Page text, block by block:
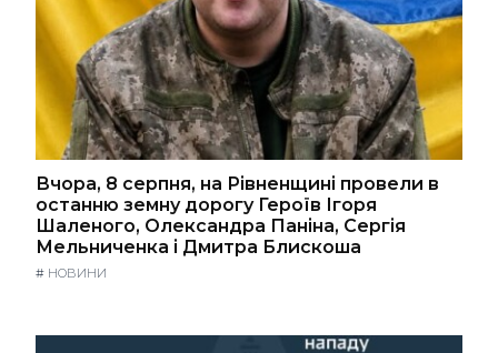
Вчора, 8 серпня, на Рівненщині провели в
останню земну дорогу Героїв Ігоря
Шаленого, Олександра Паніна, Сергія
Мельниченка і Дмитра Блискоша
# НОВИНИ